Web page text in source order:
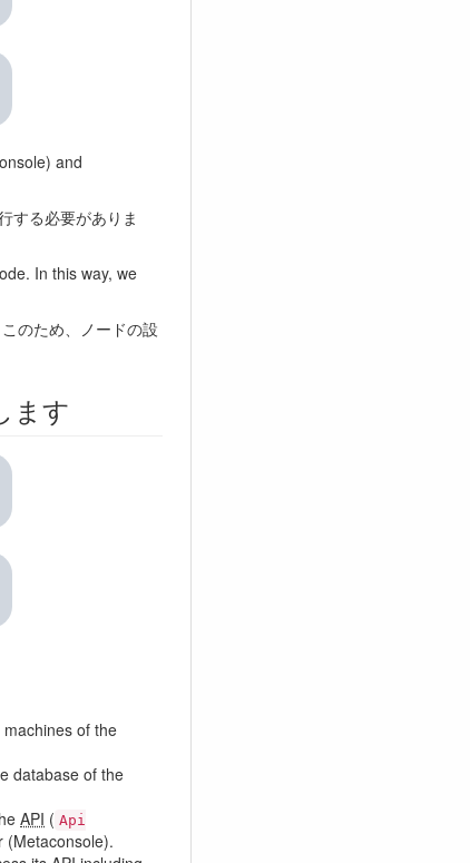
and
する必要がありま
In this way, we
のため、ノードの設
ます
machines of the
database of the
API ( Api
(Metaconsole).